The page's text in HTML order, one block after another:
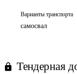
Варианты транспорта
самосвал
Тендерная